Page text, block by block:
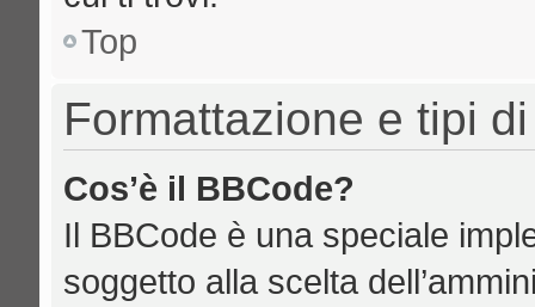
Top
Formattazione e tipi
Cos’è il BBCode?
Il BBCode è una speciale
soggetto alla scelta